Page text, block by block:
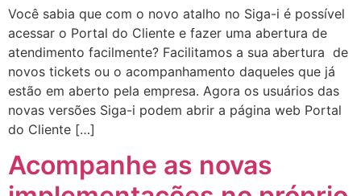
Você sabia que com o novo atalho no Siga-i é possível
acessar o Portal do Cliente e fazer uma abertura de
atendimento facilmente? Facilitamos a sua abertura de
novos tickets ou o acompanhamento daqueles que já
estão em aberto pela empresa. Agora os usuários das
novas versões Siga-i podem abrir a página web Portal
do Cliente […]
Acompanhe as novas